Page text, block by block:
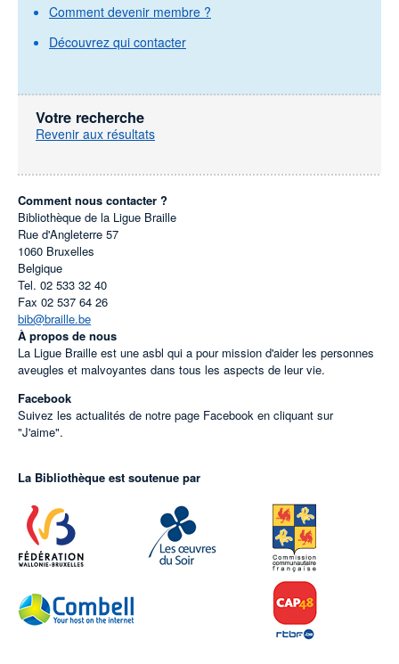
Comment devenir membre ?
Découvrez qui contacter
Votre recherche
Revenir aux résultats
Comment nous contacter ?
Bibliothèque de la Ligue Braille
Rue d'Angleterre 57
1060 Bruxelles
Belgique
Tel. 02 533 32 40
Fax 02 537 64 26
bib@braille.be
À propos de nous
La Ligue Braille est une asbl qui a pour mission d'aider les personnes
aveugles et malvoyantes dans tous les aspects de leur vie.
Facebook
Suivez les actualités de notre page Facebook en cliquant sur
"J'aime".
La Bibliothèque est soutenue par